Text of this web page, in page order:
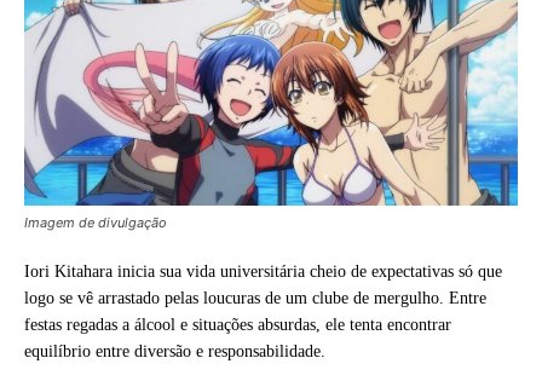
Imagem de divulgação
Iori Kitahara inicia sua vida universitária cheio de expectativas só que
logo se vê arrastado pelas loucuras de um clube de mergulho. Entre
festas regadas a álcool e situações absurdas, ele tenta encontrar
equilíbrio entre diversão e responsabilidade.